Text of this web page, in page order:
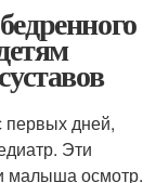
первых дней,
Эти
малыша осмотр.